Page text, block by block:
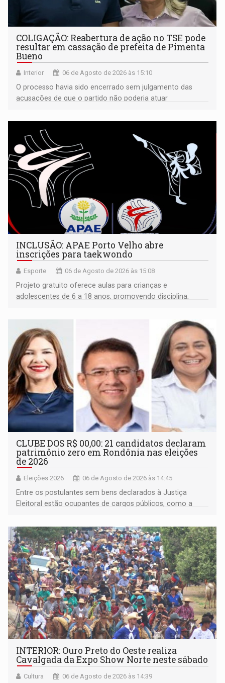
COLIGAÇÃO: Reabertura de ação no TSE pode
resultar em cassação de prefeita de Pimenta
Bueno
Interior 06 de Agosto de 2026 às 15:10
O processo havia sido encerrado sem julgamento das
acusações de que o partido não poderia atuar
INCLUSÃO: APAE Porto Velho abre
inscrições para taekwondo
Esporte 06 de Agosto de 2026 às 15:08
Projeto gratuito oferece aulas para crianças e
adolescentes de 6 a 18 anos, promovendo disciplina,
CLUBE DOS R$ 00,00: 21 candidatos declaram
patrimônio zero em Rondônia nas eleições
de 2026
Eleições 2026 06 de Agosto de 2026 às 14:45
Entre os postulantes sem bens declarados à Justiça
Eleitoral estão ocupantes de cargos públicos, como a
Pedro Geovar (PP) e a vice-prefeita Magna dos Anjos
(NOVO)
INTERIOR: Ouro Preto do Oeste realiza
Cavalgada da Expo Show Norte neste sábado
Cultura 06 de Agosto de 2026 às 14:39